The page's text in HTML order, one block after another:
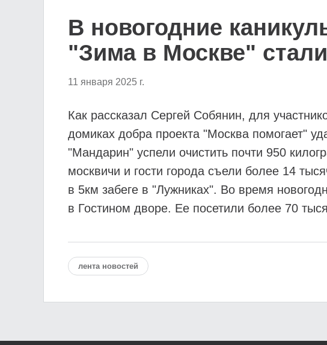
В новогодние
"Зима в Москве"
11 января 2025 г.
Как рассказал Сергей Собянин, для
домиках добра проекта "Москва помогает"
"Мандарин" успели очистить почти 950
москвичи и гости города съели более 14
в 5км забеге в "Лужниках". Во время
в Гостином дворе. Ее посетили более 70
лента новостей